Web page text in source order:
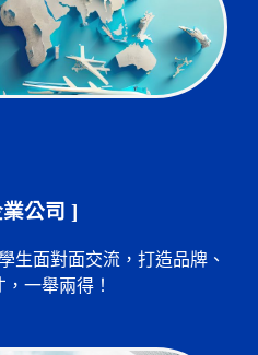
公司 ]
生面對面交流，打造品牌、
一舉兩得！